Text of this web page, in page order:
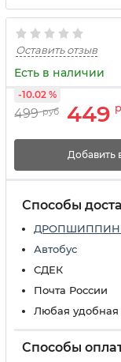
Оставить отзыв
Есть в наличии
499 руб 449
-10.02 %
Добавить
Способы
Автобус
СДЕК
Почта России
Любая
Способы